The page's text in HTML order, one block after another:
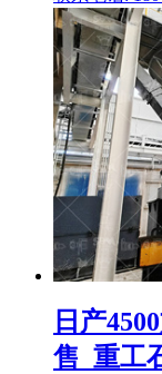
日产
售_重工